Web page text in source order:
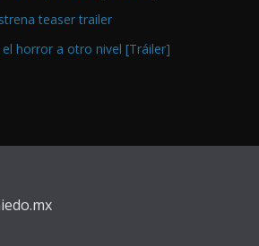
teaser trailer
horror a otro nivel [Tráiler]